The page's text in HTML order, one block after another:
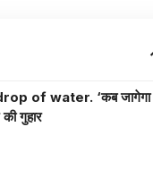
‘कब जागेगा
गुहार